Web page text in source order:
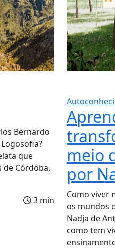
Bernardo
que
de Córdoba,
3 min
meio
por
Como viver
os mundos
Nadja de
como tem